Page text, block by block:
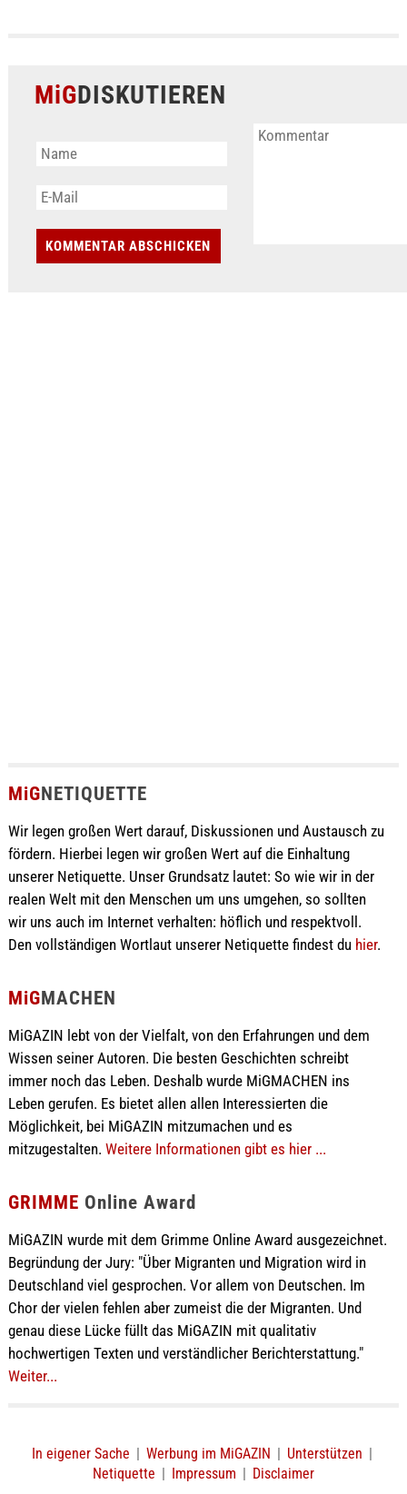
MiGDISKUTIEREN
MiGNETIQUETTE
Wir legen großen Wert darauf, Diskussionen und Austausch zu
fördern. Hierbei legen wir großen Wert auf die Einhaltung
unserer Netiquette. Unser Grundsatz lautet: So wie wir in der
realen Welt mit den Menschen um uns umgehen, so sollten
wir uns auch im Internet verhalten: höflich und respektvoll.
Den vollständigen Wortlaut unserer Netiquette findest du hier.
MiGMACHEN
MiGAZIN lebt von der Vielfalt, von den Erfahrungen und dem
Wissen seiner Autoren. Die besten Geschichten schreibt
immer noch das Leben. Deshalb wurde MiGMACHEN ins
Leben gerufen. Es bietet allen allen Interessierten die
Möglichkeit, bei MiGAZIN mitzumachen und es
mitzugestalten. Weitere Informationen gibt es hier ...
GRIMME Online Award
MiGAZIN wurde mit dem Grimme Online Award ausgezeichnet.
Begründung der Jury: "Über Migranten und Migration wird in
Deutschland viel gesprochen. Vor allem von Deutschen. Im
Chor der vielen fehlen aber zumeist die der Migranten. Und
genau diese Lücke füllt das MiGAZIN mit qualitativ
hochwertigen Texten und verständlicher Berichterstattung."
Weiter...
In eigener Sache | Werbung im MiGAZIN | Unterstützen |
Netiquette | Impressum | Disclaimer